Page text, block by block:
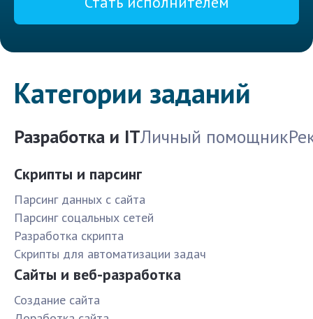
Категории заданий
Разработка и ITЛичный помощник
Скрипты и парсинг
Парсинг данных с сайта
Парсинг соцальных сетей
Разработка скрипта
Скрипты для автоматизации задач
Сайты и веб-разработка
Создание сайта